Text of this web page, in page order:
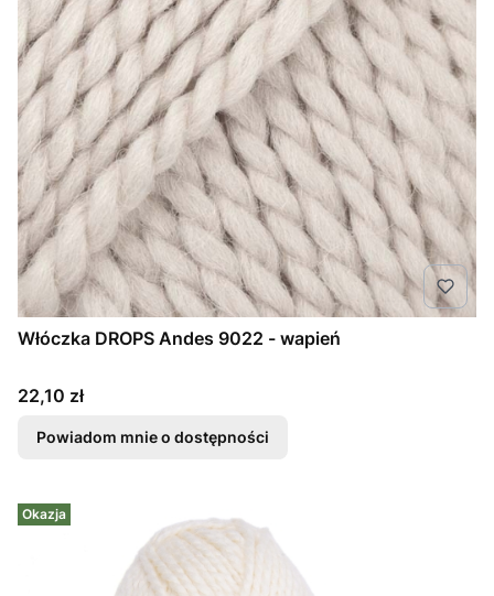
Włóczka DROPS Andes 9022 - wapień
Cena
22,10 zł
Powiadom mnie o dostępności
Okazja